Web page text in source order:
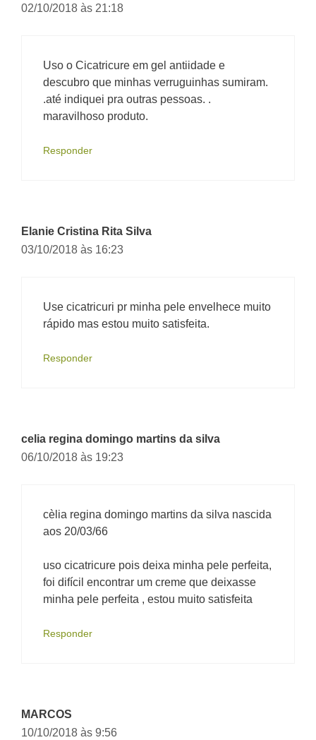
02/10/2018 às 21:18
Uso o Cicatricure em gel antiidade e
descubro que minhas verruguinhas sumiram.
.até indiquei pra outras pessoas. .
maravilhoso produto.
Responder
Elanie Cristina Rita Silva
03/10/2018 às 16:23
Use cicatricuri pr minha pele envelhece muito
rápido mas estou muito satisfeita.
Responder
celia regina domingo martins da silva
06/10/2018 às 19:23
cèlia regina domingo martins da silva nascida
aos 20/03/66
uso cicatricure pois deixa minha pele perfeita,
foi difícil encontrar um creme que deixasse
minha pele perfeita , estou muito satisfeita
Responder
MARCOS
10/10/2018 às 9:56